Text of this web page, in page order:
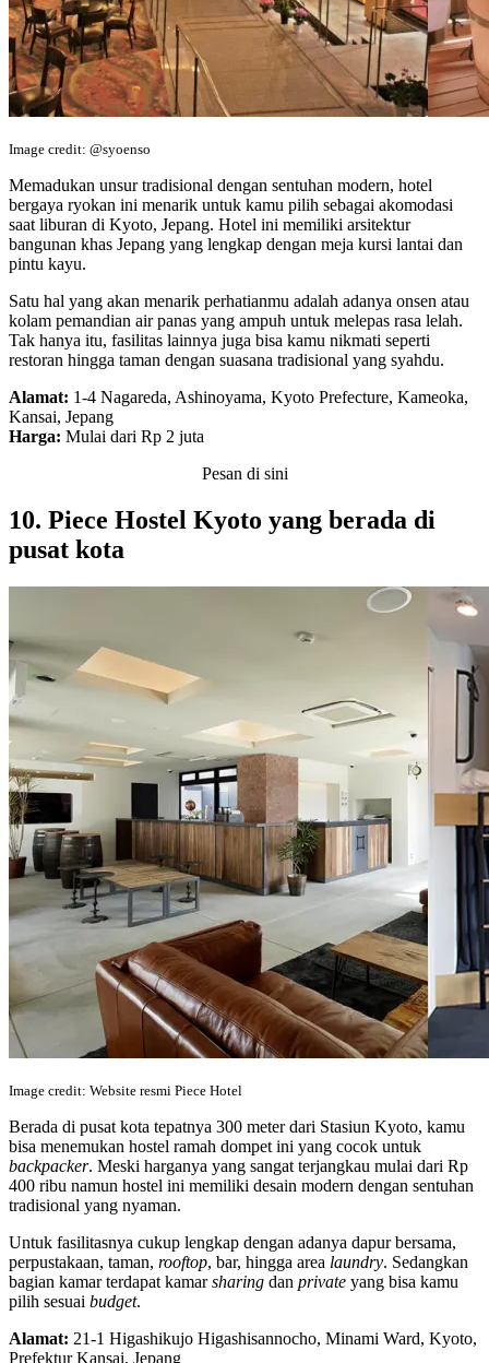
Image credit: @syoenso
Memadukan unsur tradisional dengan sentuhan modern, hotel
bergaya ryokan ini menarik untuk kamu pilih sebagai akomodasi
saat liburan di Kyoto, Jepang. Hotel ini memiliki arsitektur
bangunan khas Jepang yang lengkap dengan meja kursi lantai dan
pintu kayu.
Satu hal yang akan menarik perhatianmu adalah adanya onsen atau
kolam pemandian air panas yang ampuh untuk melepas rasa lelah.
Tak hanya itu, fasilitas lainnya juga bisa kamu nikmati seperti
restoran hingga taman dengan suasana tradisional yang syahdu.
Alamat: 1-4 Nagareda, Ashinoyama, Kyoto Prefecture, Kameoka,
Kansai, Jepang
Harga: Mulai dari Rp 2 juta
Pesan di sini
10. Piece Hostel Kyoto yang berada di
pusat kota
Image credit: Website resmi Piece Hotel
Berada di pusat kota tepatnya 300 meter dari Stasiun Kyoto, kamu
bisa menemukan hostel ramah dompet ini yang cocok untuk
backpacker. Meski harganya yang sangat terjangkau mulai dari Rp
400 ribu namun hostel ini memiliki desain modern dengan sentuhan
tradisional yang nyaman.
Untuk fasilitasnya cukup lengkap dengan adanya dapur bersama,
perpustakaan, taman, rooftop, bar, hingga area laundry. Sedangkan
bagian kamar terdapat kamarsharing dan private yang bisa kamu
pilih sesuai budget.
Alamat: 21-1 Higashikujo Higashisannocho, Minami Ward, Kyoto,
Prefektur Kansai, Jepang